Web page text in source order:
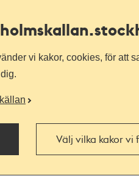
vi kakor, cookies, för att
Välj vilka kakor vi